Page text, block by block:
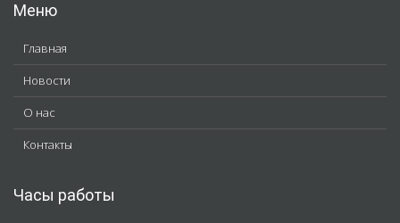
Меню
Главная
Новости
О нас
Контакты
Часы работы